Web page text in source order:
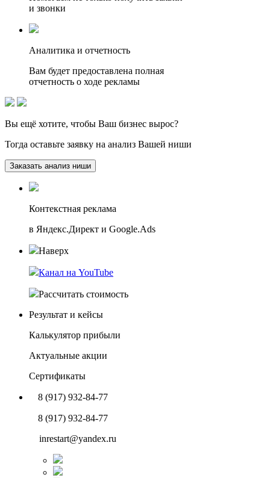
и звонки
Аналитика и отчетность
Вам будет предоставлена полная
отчетность о ходе рекламы
Вы ещё хотите, чтобы Ваш бизнес вырос?
Тогда оставьте заявку на анализ Вашей ниши
Заказать анализ ниши
Контекстная реклама
в Яндекс.Директ и Google.Ads
Наверх
Канал на YouTube
Рассчитать стоимость
Результат и кейсы
Калькулятор прибыли
Актуальные акции
Сертификаты
8 (917) 932-84-77
8 (917) 932-84-77
inrestart@yandex.ru